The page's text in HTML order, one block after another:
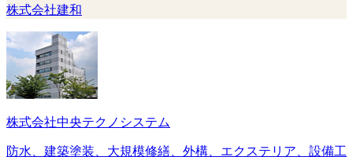
株式会社建和
株式会社中央テクノシステム
防水、建築塗装、大規模修繕、外構、エクステリア、設備工